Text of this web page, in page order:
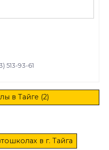
513-93-61
в Тайге (2)
в г. Тайга